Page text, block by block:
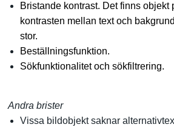
Bristande kontrast. Det finns objekt
kontrasten mellan text och
stor.
Beställningsfunktion.
Sökfunktionalitet och sökfiltrering.
Andra brister
Vissa bildobjekt saknar